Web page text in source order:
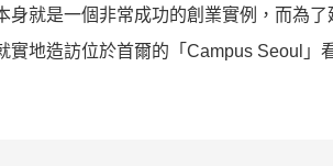
就是一個非常成功的創業實例，而為了
地造訪位於首爾的「Campus Seoul」